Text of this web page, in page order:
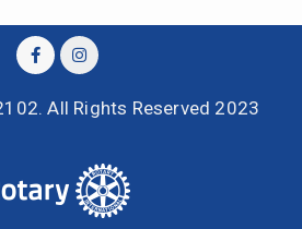
All Rights Reserved 2023